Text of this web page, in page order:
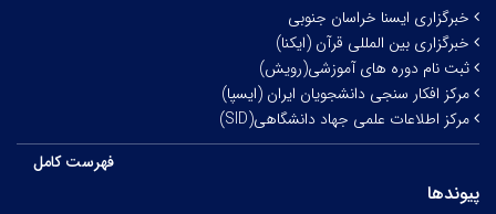
خبرگزاری ایسنا خراسان جنوبی
خبرگزاری بین المللی قرآن (ایکنا)
ثبت نام دوره های آموزشی(رویش)
مرکز افکار سنجی دانشجویان ایران (ایسپا)
مرکز اطلاعات علمی جهاد دانشگاهی(SID)
فهرست کامل
پیوندها